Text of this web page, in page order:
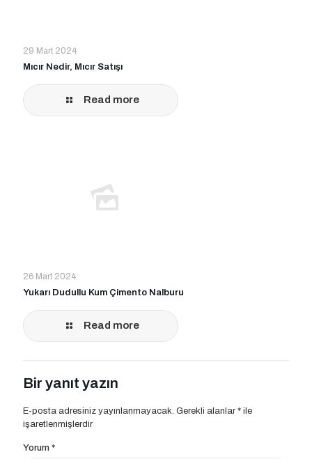
29 Mart 2024
Mıcır Nedir, Mıcır Satışı
Read more
26 Mart 2024
Yukarı Dudullu Kum Çimento Nalburu
Read more
Bir yanıt yazın
E-posta adresiniz yayınlanmayacak. Gerekli alanlar * ile
işaretlenmişlerdir
Yorum *